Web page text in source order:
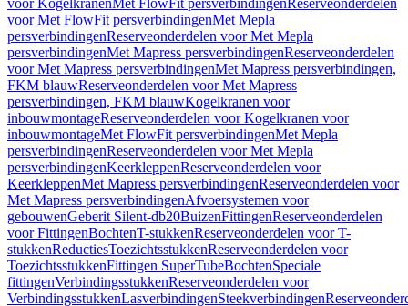
voor KogelkranenMet FlowFit persverbindingenReserveonderdelen
voor Met FlowFit persverbindingenMet Mepla
persverbindingenReserveonderdelen voor Met Mepla
persverbindingenMet Mapress persverbindingenReserveonderdelen
voor Met Mapress persverbindingenMet Mapress persverbindingen,
FKM blauwReserveonderdelen voor Met Mapress
persverbindingen, FKM blauwKogelkranen voor
inbouwmontageReserveonderdelen voor Kogelkranen voor
inbouwmontageMet FlowFit persverbindingenMet Mepla
persverbindingenReserveonderdelen voor Met Mepla
persverbindingenKeerkleppenReserveonderdelen voor
KeerkleppenMet Mapress persverbindingenReserveonderdelen voor
Met Mapress persverbindingenAfvoersystemen voor
gebouwenGeberit Silent-db20BuizenFittingenReserveonderdelen
voor FittingenBochtenT-stukkenReserveonderdelen voor T-
stukkenReductiesToezichtsstukkenReserveonderdelen voor
ToezichtsstukkenFittingen SuperTubeBochtenSpeciale
fittingenVerbindingsstukkenReserveonderdelen voor
VerbindingsstukkenLasverbindingenSteekverbindingen